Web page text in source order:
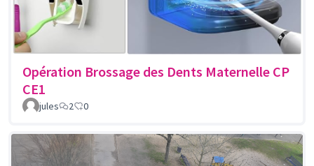
Opération Brossage des Dents Maternelle CP
CE1
jules 2 0